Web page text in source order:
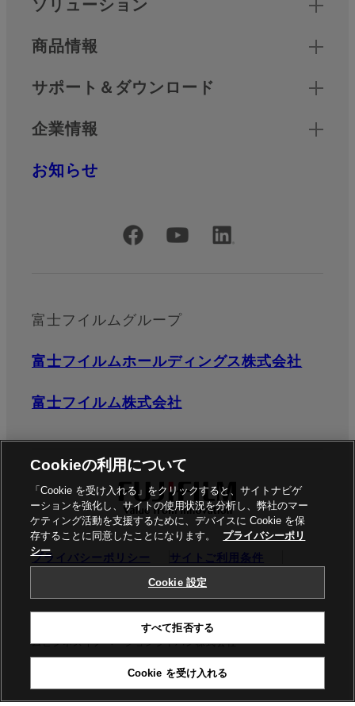
ソリューション
商品情報
サポート＆ダウンロード
企業情報
お知らせ
公式SNSアカウント
富士フイルムグループ
富士フイルムホールディングス株式会社
富士フイルム株式会社
プライバシーポリシー
サイトご利用条件
商標 Cookie設定
ムビジネスイノベーションジャパン株式会社
Cookieの利用について
「Cookie を受け入れる」をクリックすると、サイトナビゲ
ーションを強化し、サイトの使用状況を分析し、弊社のマー
ケティング活動を支援するために、デバイスに Cookie を保
存することに同意したことになります。
プライバシーポリ
シー
Cookie 設定
すべて拒否する
Cookie を受け入れる